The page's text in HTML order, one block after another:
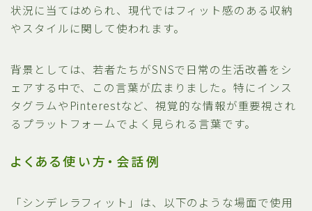
状況に当てはめられ、現代ではフィット感のある収納
やスタイルに関して使われます。
背景としては、若者たちがSNSで日常の生活改善をシ
ェアする中で、この言葉が広まりました。特にインス
タグラムやPinterestなど、視覚的な情報が重要視され
るプラットフォームでよく見られる言葉です。
よくある使い方・会話例
「シンデレラフィット」は、以下のような場面で使用